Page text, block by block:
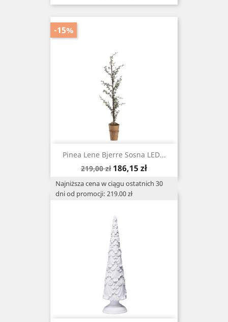
Pinea Lene Bjerre Sosna LED...
Cena
219,00 zł Cena
186,15 zł
Najniższa cena w ciągu ostatnich 30
dni od promocji: 219.00 zł
-15%